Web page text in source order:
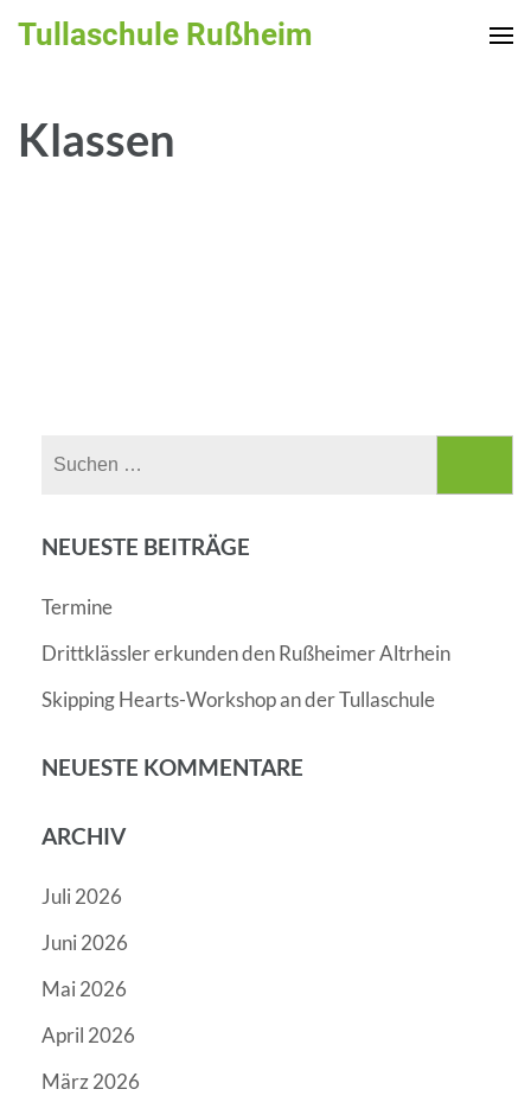
Inhalt
drücken)
Tullaschule Rußheim
Klassen
NEUESTE BEITRÄGE
Termine
Drittklässler erkunden den Rußheimer Altrhein
Skipping Hearts-Workshop an der Tullaschule
NEUESTE KOMMENTARE
ARCHIV
Juli 2026
Juni 2026
Mai 2026
April 2026
März 2026